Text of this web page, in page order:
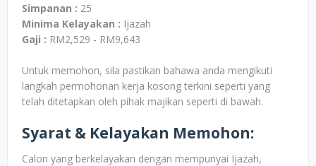
Simpanan : 25
Minima Kelayakan : Ijazah
Gaji : RM2,529 - RM9,643
Untuk memohon, sila pastikan bahawa anda mengikuti
langkah permohonan kerja kosong terkini seperti yang
telah ditetapkan oleh pihak majikan seperti di bawah.
Syarat & Kelayakan Memohon:
Calon yang berkelayakan dengan mempunyai Ijazah,